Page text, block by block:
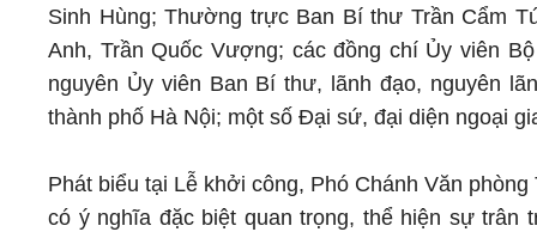
Sinh Hùng; Thường trực Ban Bí thư Trần Cẩm
Anh, Trần Quốc Vượng; các đồng chí Ủy viên
nguyên Ủy viên Ban Bí thư, lãnh đạo, nguyên
thành phố Hà Nội; một số Đại sứ, đại diện ngoại
Phát biểu tại Lễ khởi công, Phó Chánh Văn
có ý nghĩa đặc biệt quan trọng, thể hiện sự